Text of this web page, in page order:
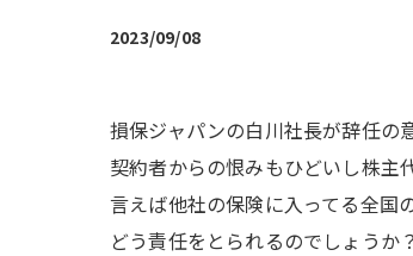
2023/09/08
損保ジャパンの白川社長が辞任の
契約者からの恨みもひどいし株主
言えば他社の保険に入ってる全国
どう責任をとられるのでしょうか？